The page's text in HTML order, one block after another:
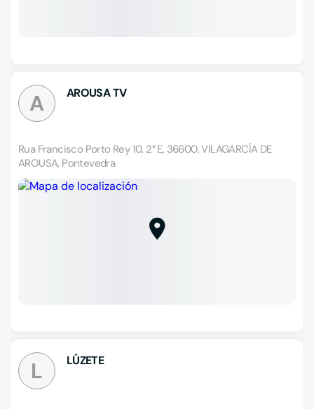
A AROUSA TV
Rua Francisco Porto Rey 10, 2° E, 36600, VILAGARCÍA DE
AROUSA, Pontevedra
L LÚZETE